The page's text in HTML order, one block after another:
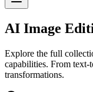
AI Image
Explore the full
capabilities. From text-
transformations.